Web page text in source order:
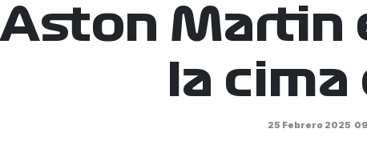
Aston Martin
la cima
25 Febrero 2025